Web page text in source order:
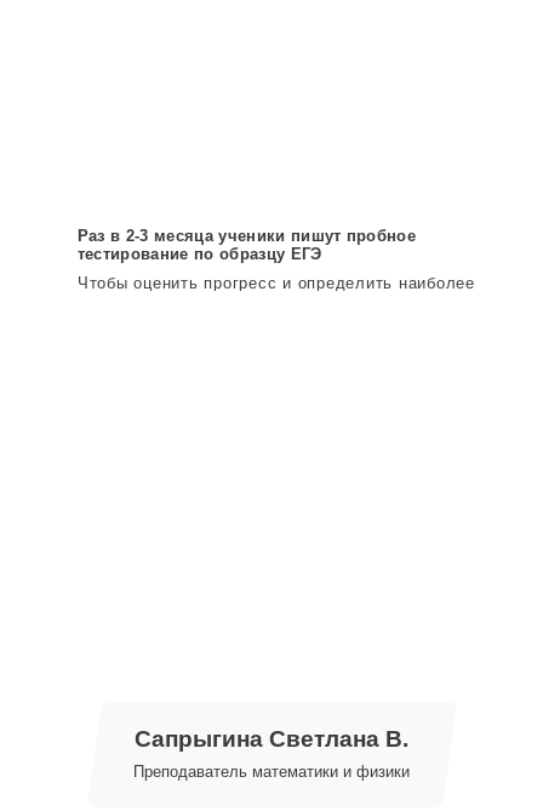
2-летний курс
зачислена в ВШЭ
Раз в 2-3 месяца ученики пишут пробное
тестирование по образцу ЕГЭ
Чтобы оценить прогресс и определить наиболее
Сапрыгина Светлана В.
Преподаватель математики и физики